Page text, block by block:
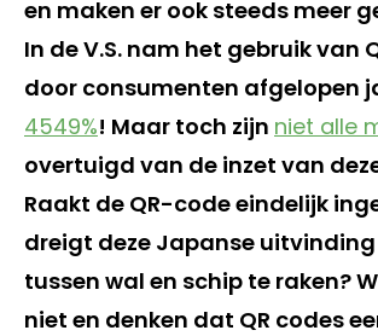
en maken er ook steeds meer
In de V.S. nam het gebruik van
door consumenten afgelopen
4549%! Maar toch zijn niet alle
overtuigd van de inzet van
Raakt de QR-code eindelijk
dreigt deze Japanse uitvinding
tussen wal en schip te raken?
niet en denken dat QR codes